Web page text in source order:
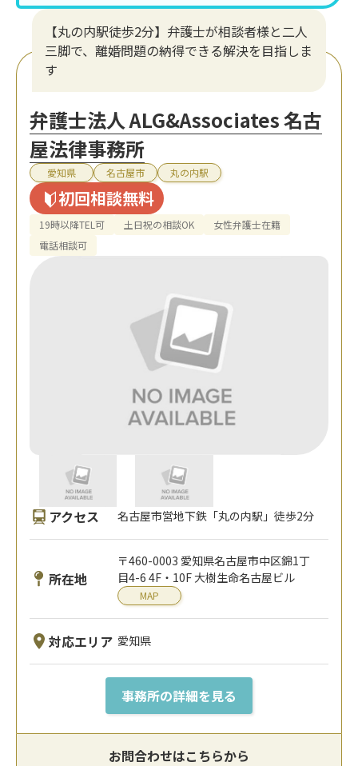
【丸の内駅徒歩2分】弁護士が相談者様と二人
三脚で、離婚問題の納得できる解決を目指しま
す
弁護士法人 ALG&Associates 名古
屋法律事務所
愛知県 名古屋市 丸の内駅
初回相談無料
19時以降TEL可 土日祝の相談OK
女性弁護士在籍
電話相談可
アクセス 名古屋市営地下鉄「丸の内駅」徒歩2分
所在地
〒460-0003 愛知県名古屋市中区錦1丁
目4-6 4F・10F 大樹生命名古屋ビル
MAP
対応エリア 愛知県
事務所の詳細を見る
お問合わせはこちらから